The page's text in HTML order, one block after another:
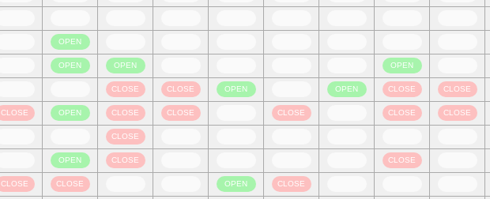
CLOSE
CLOSE
OPEN
OPEN
OPEN
OPEN
CLOSE
OPEN
CLOSE
CLOSE
CLOSE
CLOSE
CLOSE
CLOSE
OPEN
OPEN
CLOSE
CLOSE
OPEN
OPEN
CLOSE
CLOSE
CLOSE
CLOSE
CLOSE